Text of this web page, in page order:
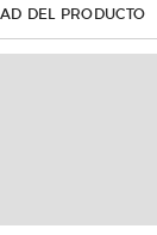
DEL PRODUCTO